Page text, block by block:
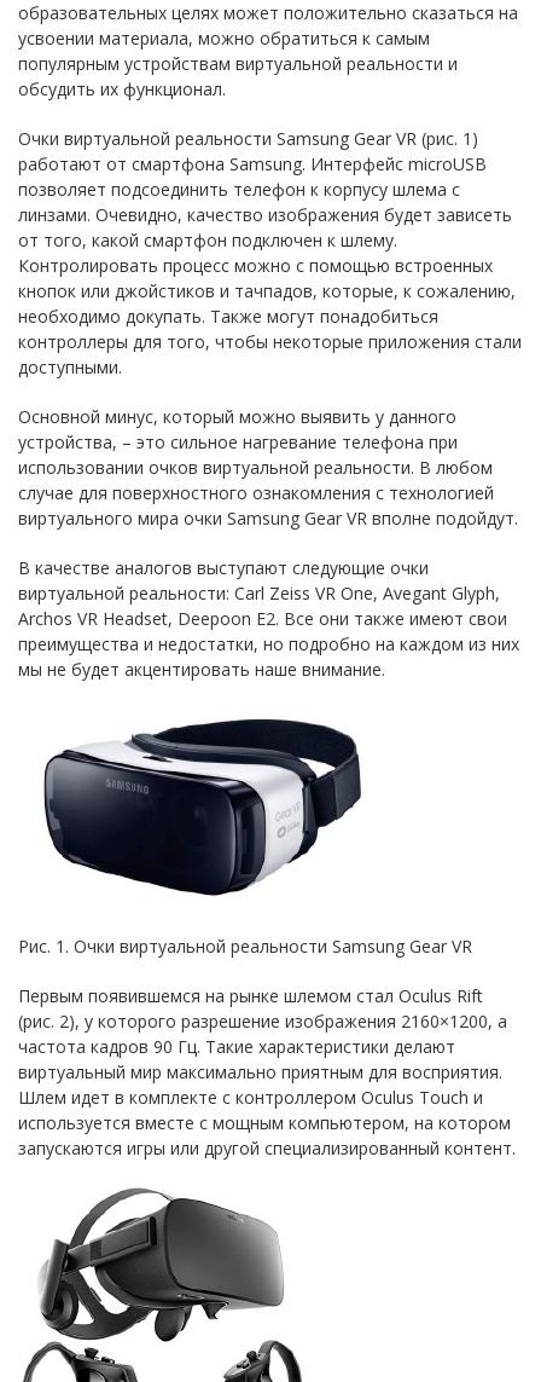
образовательных целях может положительно сказаться на
усвоении материала, можно обратиться к самым
популярным устройствам виртуальной реальности и
обсудить их функционал.
Очки виртуальной реальности Samsung Gear VR (рис. 1)
работают от смартфона Samsung. Интерфейс microUSB
позволяет подсоединить телефон к корпусу шлема с
линзами. Очевидно, качество изображения будет зависеть
от того, какой смартфон подключен к шлему.
Контролировать процесс можно с помощью встроенных
кнопок или джойстиков и тачпадов, которые, к сожалению,
необходимо докупать. Также могут понадобиться
контроллеры для того, чтобы некоторые приложения стали
доступными.
Основной минус, который можно выявить у данного
устройства, – это сильное нагревание телефона при
использовании очков виртуальной реальности. В любом
случае для поверхностного ознакомления с технологией
виртуального мира очки Samsung Gear VR вполне подойдут.
В качестве аналогов выступают следующие очки
виртуальной реальности: Carl Zeiss VR One, Avegant Glyph,
Archos VR Headset, Deepoon E2. Все они также имеют свои
преимущества и недостатки, но подробно на каждом из них
мы не будет акцентировать наше внимание.
Рис. 1. Очки виртуальной реальности Samsung Gear VR
Первым появившемся на рынке шлемом стал Oculus Rift
(рис. 2), у которого разрешение изображения 2160×1200, а
частота кадров 90 Гц. Такие характеристики делают
виртуальный мир максимально приятным для восприятия.
Шлем идет в комплекте с контроллером Oculus Touch и
используется вместе с мощным компьютером, на котором
запускаются игры или другой специализированный контент.